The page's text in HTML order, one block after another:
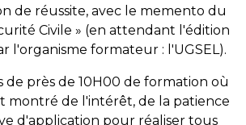
de réussite, avec le memento du
Civile » (en attendant l'édition
l'organisme formateur : l'UGSEL).
de près de 10H00 de formation où
montré de l'intérêt, de la patience
d'application pour réaliser tous